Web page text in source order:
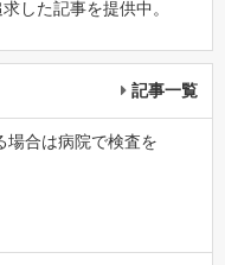
した記事を提供中。
記事一覧
場合は病院で検査を